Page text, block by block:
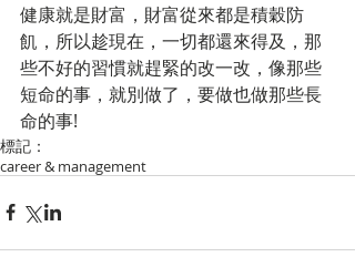
健康就是財富，財富從來都是積穀防
飢，所以趁現在，一切都還來得及，那
些不好的習慣就趕緊的改一改，像那些
短命的事，就別做了，要做也做那些長
命的事!
標記：
career & management